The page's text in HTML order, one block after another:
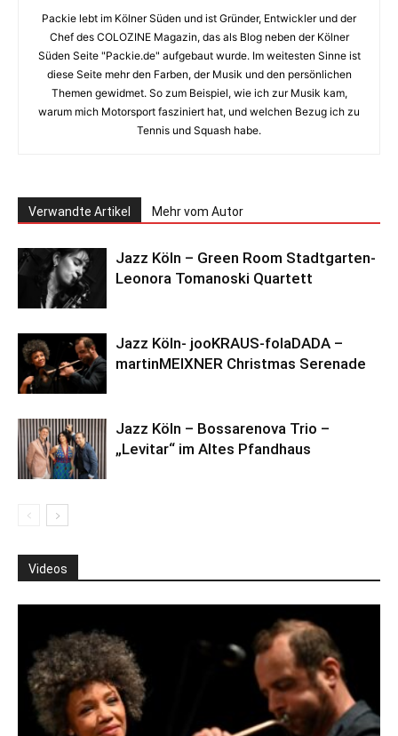
Packie lebt im Kölner Süden und ist Gründer, Entwickler und der
Chef des COLOZINE Magazin, das als Blog neben der Kölner
Süden Seite "Packie.de" aufgebaut wurde. Im weitesten Sinne ist
diese Seite mehr den Farben, der Musik und den persönlichen
Themen gewidmet. So zum Beispiel, wie ich zur Musik kam,
warum mich Motorsport fasziniert hat, und welchen Bezug ich zu
Tennis und Squash habe.
Verwandte Artikel Mehr vom Autor
Jazz Köln – Green Room Stadtgarten-
Leonora Tomanoski Quartett
Jazz Köln- jooKRAUS-folaDADA –
martinMEIXNER Christmas Serenade
Jazz Köln – Bossarenova Trio –
„Levitar“ im Altes Pfandhaus
Videos